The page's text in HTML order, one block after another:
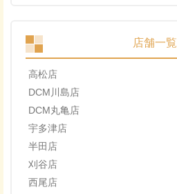
店舗一覧
高松店
DCM川島店
DCM丸亀店
宇多津店
半田店
刈谷店
西尾店